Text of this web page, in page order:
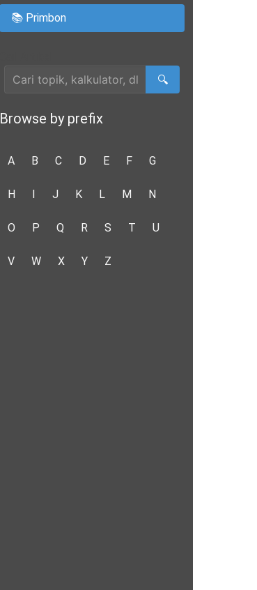
📚 Primbon
🔍
Browse by prefix
A B C D E F G
H I J K L M N
O P Q R S T U
V W X Y Z